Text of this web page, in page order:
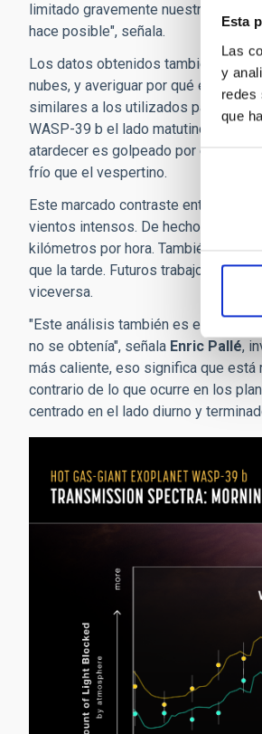
Esta
Las
y
redes
que
Selección
limitado gravemente nuestra
hace posible", señala.
Los datos obtenidos también
nubes, y averiguar por qué el
similares a los utilizados para
WASP-39 b el lado matutino es
atardecer es golpeado por el aire
frío que el vespertino.
Este marcado contraste entre
vientos intensos. De hecho, la
kilómetros por hora. También
que la tarde. Futuros trabajos del
viceversa.
"Este análisis también es
no se obtenía", señala Enric Pallé,
más caliente, eso significa que está
contrario de lo que ocurre en los
centrado en el lado diurno y